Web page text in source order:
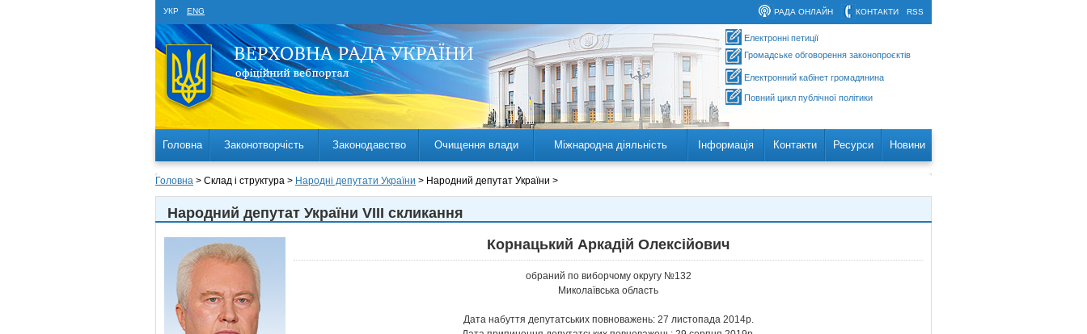
УКР ENG RSS
КОНТАКТИ
РАДА ОНЛАЙН
Електронні петиції
Громадське обговорення законопроєктів
Електронний кабінет громадянина
Повний цикл публічної політики
Головна Законотворчість Законодавство Очищення влади Міжнародна діяльність Інформація Контакти Ресурси Новини
Головна > Склад і структура > Народні депутати України > Народний депутат України >
Народний депутат України VIII скликання
Корнацький Аркадій Олексійович
обраний по виборчому округу №132
Миколаївська область
Дата набуття депутатських повноважень: 27 листопада 2014р.